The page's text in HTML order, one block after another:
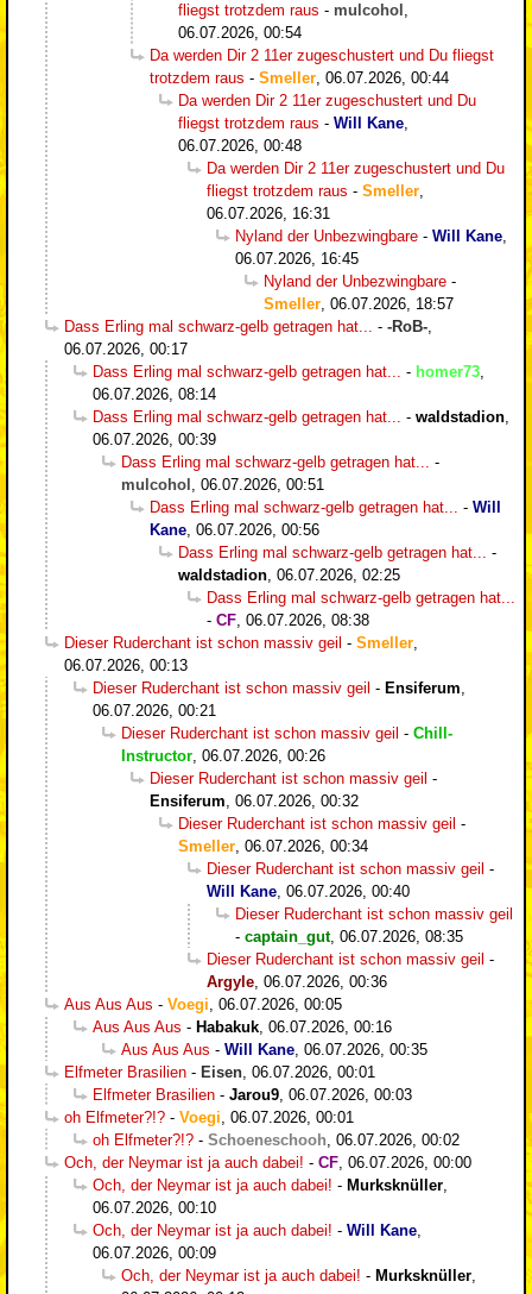
fliegst trotzdem raus - mulcohol ,
06.07.2026, 00:54
Da werden Dir 2 11er zugeschustert und Du fliegst
trotzdem raus - Smeller, 06.07.2026, 00:44
Da werden Dir 2 11er zugeschustert und Du
fliegst trotzdem raus - Will Kane,
06.07.2026, 00:48
Da werden Dir 2 11er zugeschustert und Du
fliegst trotzdem raus - Smeller,
06.07.2026, 16:31
Nyland der Unbezwingbare - Will Kane,
06.07.2026, 16:45
Nyland der Unbezwingbare -
Smeller, 06.07.2026, 18:57
Dass Erling mal schwarz-gelb getragen hat... - -RoB-,
06.07.2026, 00:17
Dass Erling mal schwarz-gelb getragen hat... - homer73,
06.07.2026, 08:14
Dass Erling mal schwarz-gelb getragen hat... - waldstadion,
06.07.2026, 00:39
Dass Erling mal schwarz-gelb getragen hat... -
mulcohol , 06.07.2026, 00:51
Dass Erling mal schwarz-gelb getragen hat... - Will
Kane, 06.07.2026, 00:56
Dass Erling mal schwarz-gelb getragen hat... -
waldstadion, 06.07.2026, 02:25
Dass Erling mal schwarz-gelb getragen hat...
- CF, 06.07.2026, 08:38
Dieser Ruderchant ist schon massiv geil - Smeller,
06.07.2026, 00:13
Dieser Ruderchant ist schon massiv geil - Ensiferum,
06.07.2026, 00:21
Dieser Ruderchant ist schon massiv geil - Chill-
Instructor, 06.07.2026, 00:26
Dieser Ruderchant ist schon massiv geil -
Ensiferum, 06.07.2026, 00:32
Dieser Ruderchant ist schon massiv geil -
Smeller, 06.07.2026, 00:34
Dieser Ruderchant ist schon massiv geil -
Will Kane, 06.07.2026, 00:40
Dieser Ruderchant ist schon massiv geil
- captain_gut, 06.07.2026, 08:35
Dieser Ruderchant ist schon massiv geil -
Argyle, 06.07.2026, 00:36
Aus Aus Aus - Voegi, 06.07.2026, 00:05
Aus Aus Aus - Habakuk, 06.07.2026, 00:16
Aus Aus Aus - Will Kane, 06.07.2026, 00:35
Elfmeter Brasilien - Eisen, 06.07.2026, 00:01
Elfmeter Brasilien - Jarou9, 06.07.2026, 00:03
oh Elfmeter?!? - Voegi, 06.07.2026, 00:01
oh Elfmeter?!? - Schoeneschooh, 06.07.2026, 00:02
Och, der Neymar ist ja auch dabei! - CF, 06.07.2026, 00:00
Och, der Neymar ist ja auch dabei! - Murksknüller,
06.07.2026, 00:10
Och, der Neymar ist ja auch dabei! - Will Kane,
06.07.2026, 00:09
Och, der Neymar ist ja auch dabei! - Murksknüller,